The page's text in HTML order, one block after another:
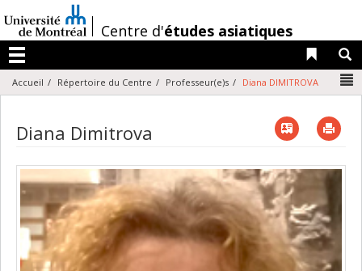
au
contenu
/
Centre d'études asiatiques
Menu
Liens
Accueil Répertoire du Centre Professeur(e)s Diana DIMITROVA
Diana Dimitrova Vcard